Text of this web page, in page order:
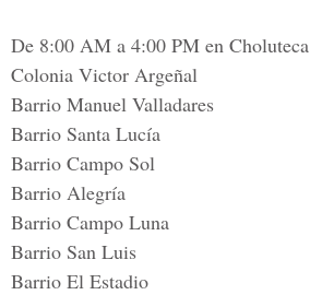
De 8:00 AM a 4:00 PM en Choluteca
Colonia Victor Argeñal
Barrio Manuel Valladares
Barrio Santa Lucía
Barrio Campo Sol
Barrio Alegría
Barrio Campo Luna
Barrio San Luis
Barrio El Estadio